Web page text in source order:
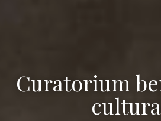
Curatorium